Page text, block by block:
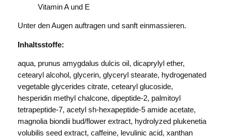
Vitamin A und E
Unter den Augen auftragen und sanft einmassieren.
Inhaltsstoffe:
aqua, prunus amygdalus dulcis oil, dicaprylyl ether,
cetearyl alcohol, glycerin, glyceryl stearate, hydrogenated
vegetable glycerides citrate, cetearyl glucoside,
hesperidin methyl chalcone, dipeptide-2, palmitoyl
tetrapeptide-7, acetyl sh-hexapeptide-5 amide acetate,
magnolia biondii bud/flower extract, hydrolyzed plukenetia
volubilis seed extract, caffeine, levulinic acid, xanthan